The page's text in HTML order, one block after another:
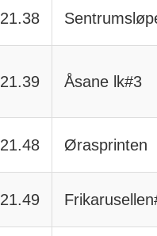
21.38
21.39 Åsane lk#3
21.48 Ørasprinten
21.49